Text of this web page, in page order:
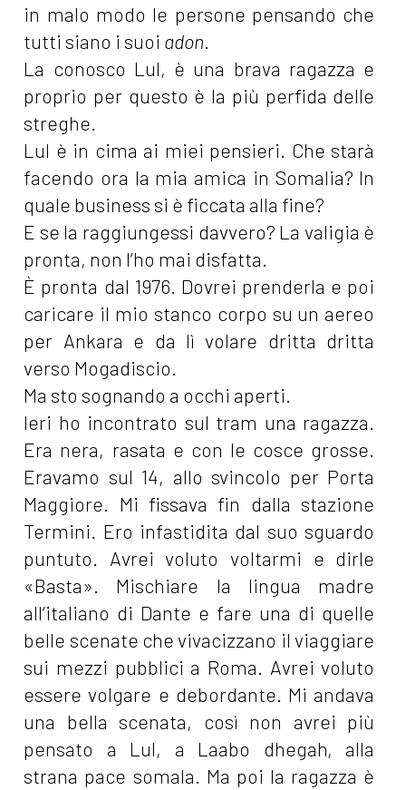
in malo modo le persone pensando che
tutti siano i suoi adon
La conosco Lul, è una brava ragazza e
proprio per questo è la più perfida delle
streghe.
Lul è in cima ai miei pensieri. Che starà
facendo ora la mia amica in Somalia? In
quale business si è ficcata alla fine?
E se la raggiungessi davvero? La valigia è
pronta, non l’ho mai disfatta.
È pronta dal 1976. Dovrei prenderla e poi
caricare il mio stanco corpo su un aereo
per Ankara e da lì volare dritta dritta
verso Mogadiscio.
Ma sto sognando a occhi aperti.
Ieri ho incontrato sul tram una ragazza.
Era nera, rasata e con le cosce grosse.
Eravamo sul 14, allo svincolo per Porta
Maggiore. Mi fissava fin dalla stazione
Termini. Ero infastidita dal suo sguardo
puntuto. Avrei voluto voltarmi e dirle
«Basta». Mischiare la lingua madre
all’italiano di Dante e fare una di quelle
belle scenate che vivacizzano il viaggiare
sui mezzi pubblici a Roma. Avrei voluto
essere volgare e debordante. Mi andava
una bella scenata, così non avrei più
pensato a Lul, a Laabo dhegah, alla
strana pace somala. Ma poi la ragazza è